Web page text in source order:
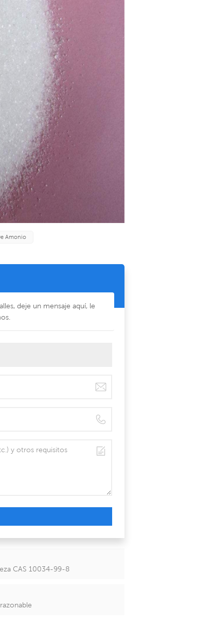
Amonio
deje un mensaje aquí, le
CAS 10034-99-8